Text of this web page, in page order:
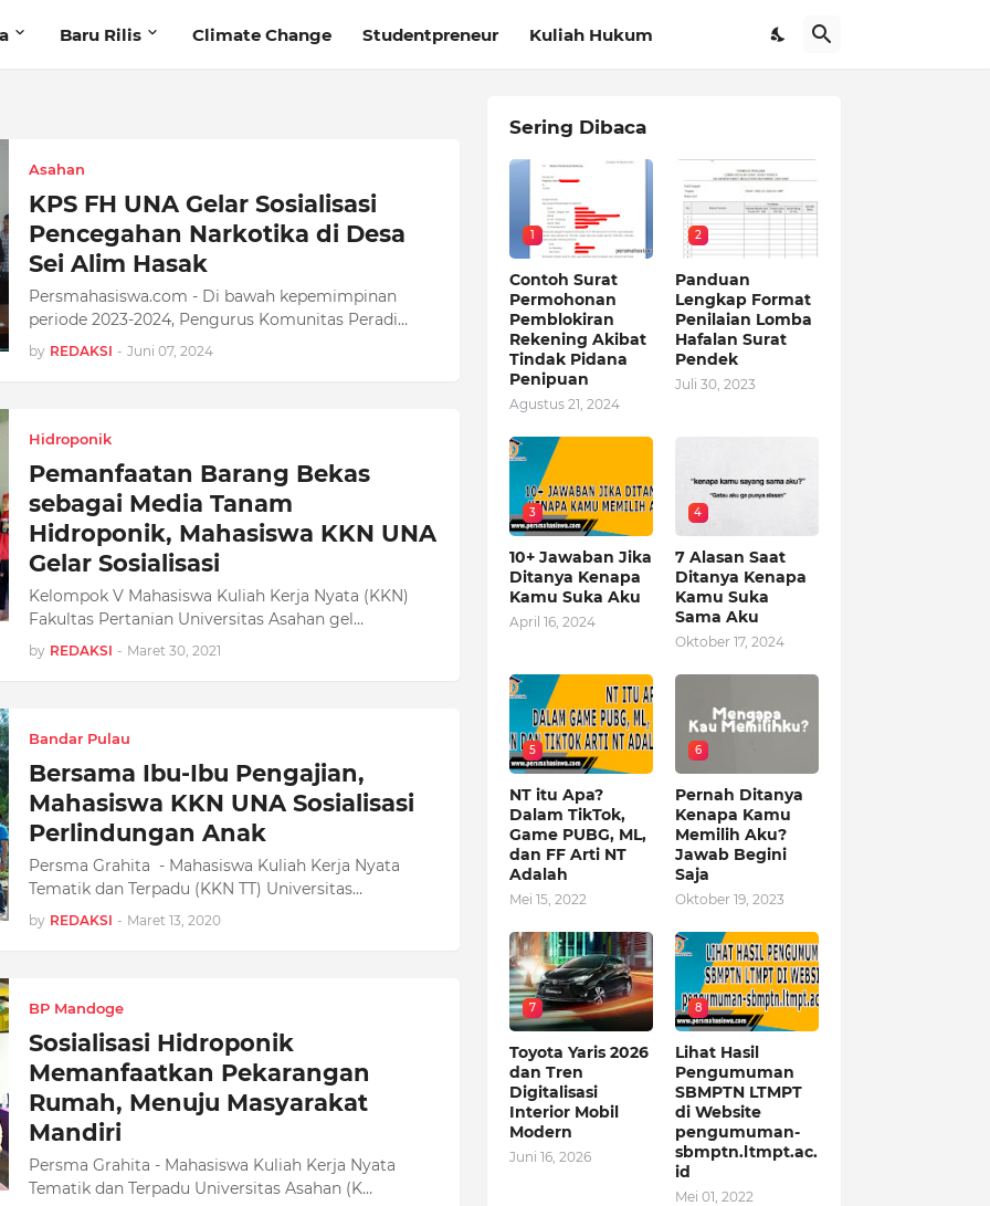
Baru Rilis Climate Change Studentpreneur Kuliah Hukum
Asahan
KPS FH UNA Gelar Sosialisasi
Pencegahan Narkotika di Desa
Sei Alim Hasak
Persmahasiswa.com - Di bawah kepemimpinan
periode 2023-2024, Pengurus Komunitas Peradi…
by REDAKSI - Juni 07, 2024
Hidroponik
Pemanfaatan Barang Bekas
sebagai Media Tanam
Hidroponik, Mahasiswa KKN UNA
Gelar Sosialisasi
Kelompok V Mahasiswa Kuliah Kerja Nyata (KKN)
Fakultas Pertanian Universitas Asahan gel…
by REDAKSI - Maret 30, 2021
Bandar Pulau
Bersama Ibu-Ibu Pengajian,
Mahasiswa KKN UNA Sosialisasi
Perlindungan Anak
Persma Grahita - Mahasiswa Kuliah Kerja Nyata
Tematik dan Terpadu (KKN TT) Universitas…
by REDAKSI - Maret 13, 2020
BP Mandoge
Sosialisasi Hidroponik
Memanfaatkan Pekarangan
Rumah, Menuju Masyarakat
Mandiri
Persma Grahita - Mahasiswa Kuliah Kerja Nyata
Tematik dan Terpadu Universitas Asahan (K…
Sering Dibaca
1
Contoh Surat
Permohonan
Pemblokiran
Rekening Akibat
Tindak Pidana
Penipuan
Agustus 21, 2024
2
Panduan
Lengkap Format
Penilaian Lomba
Hafalan Surat
Pendek
Juli 30, 2023
3
10+ Jawaban Jika
Ditanya Kenapa
Kamu Suka Aku
April 16, 2024
4
7 Alasan Saat
Ditanya Kenapa
Kamu Suka
Sama Aku
Oktober 17, 2024
5
NT itu Apa?
Dalam TikTok,
Game PUBG, ML,
dan FF Arti NT
Adalah
Mei 15, 2022
6
Pernah Ditanya
Kenapa Kamu
Memilih Aku?
Jawab Begini
Saja
Oktober 19, 2023
7
Toyota Yaris 2026
dan Tren
Digitalisasi
Interior Mobil
Modern
Juni 16, 2026
8
Lihat Hasil
Pengumuman
SBMPTN LTMPT
di Website
pengumuman-
sbmptn.ltmpt.ac.
id
Mei 01, 2022